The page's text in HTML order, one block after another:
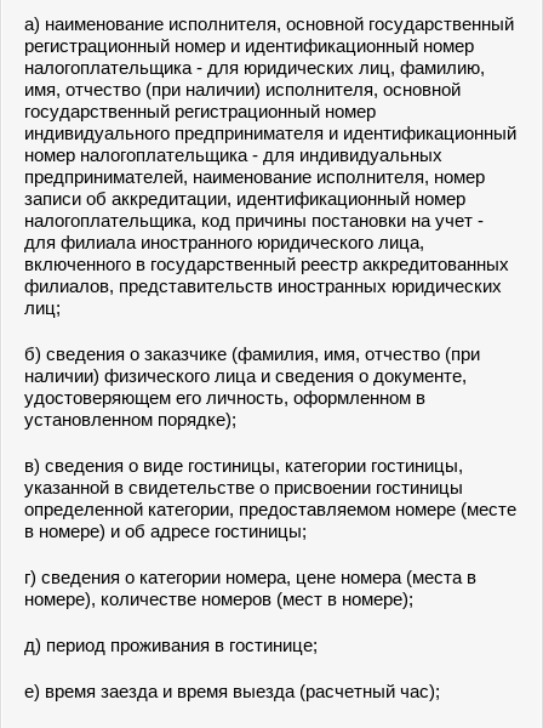
а) наименование исполнителя, основной государственный
регистрационный номер и идентификационный номер
налогоплательщика - для юридических лиц, фамилию,
имя, отчество (при наличии) исполнителя, основной
государственный регистрационный номер
индивидуального предпринимателя и идентификационный
номер налогоплательщика - для индивидуальных
предпринимателей, наименование исполнителя, номер
записи об аккредитации, идентификационный номер
налогоплательщика, код причины постановки на учет -
для филиала иностранного юридического лица,
включенного в государственный реестр аккредитованных
филиалов, представительств иностранных юридических
лиц;
б) сведения о заказчике (фамилия, имя, отчество (при
наличии) физического лица и сведения о документе,
удостоверяющем его личность, оформленном в
установленном порядке);
в) сведения о виде гостиницы, категории гостиницы,
указанной в свидетельстве о присвоении гостиницы
определенной категории, предоставляемом номере (месте
в номере) и об адресе гостиницы;
г) сведения о категории номера, цене номера (места в
номере), количестве номеров (мест в номере);
д) период проживания в гостинице;
е) время заезда и время выезда (расчетный час);